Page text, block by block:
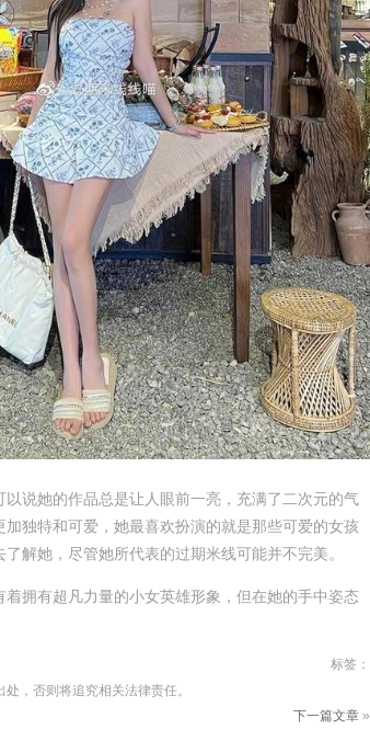
说她的作品总是让人眼前一亮，充满了二次元的气
独特和可爱，她最喜欢扮演的就是那些可爱的女孩
解她，尽管她所代表的过期米线可能并不完美。
拥有超凡力量的小女英雄形象，但在她的手中姿态
标签：
，否则将追究相关法律责任。
下一篇文章 »